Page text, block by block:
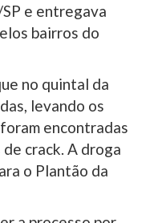
e entregava
bairros do
no quintal da
levando os
encontradas
crack. A droga
o Plantão da